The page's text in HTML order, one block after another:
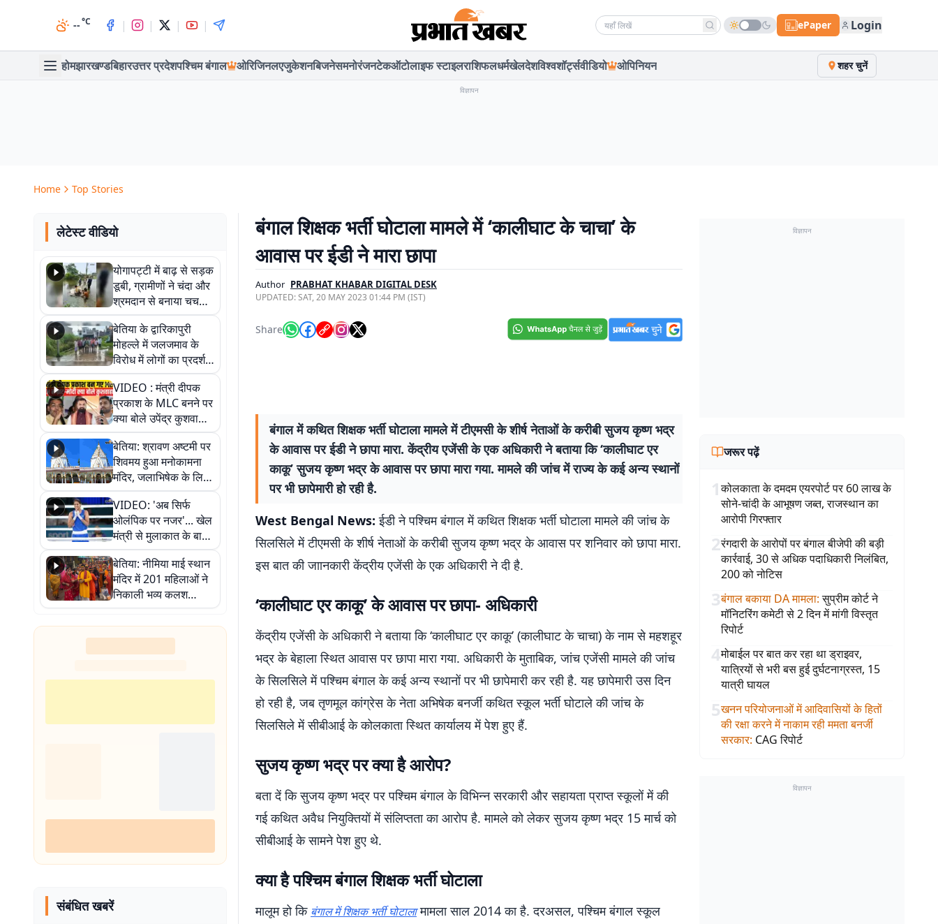
--°C | | | | Search news ePaper Login
होमझारखण्डबिहारउत्तर प्रदेशपश्चिम बंगाल ओरिजिनलएजुकेशनबिजनेसमनोरंजनटेकऑटोलाइफ स्टाइलराशिफलधर्मखेलदेशविश्वशॉर्ट्सवीडियो ओपिनियन शहर चुनें
विज्ञापन
Home Top Stories
लेटेस्ट वीडियो
योगापट्टी में बाढ़ से सड़क
डूबी, ग्रामीणों ने चंदा और
श्रमदान से बनाया चचरी
पुल
बेतिया के द्वारिकापुरी
मोहल्ले में जलजमाव के
विरोध में लोगों का प्रदर्शन,
स्थायी समाधान की मांग
VIDEO : मंत्री दीपक
प्रकाश के MLC बनने पर
क्या बोले उपेंद्र कुशवाहा,
सुनिए
बेतिया: श्रावण अष्टमी पर
शिवमय हुआ मनोकामना
मंदिर, जलाभिषेक के लिए
लगी लंबी कतारें
VIDEO: 'अब सिर्फ
ओलंपिक पर नजर'... खेल
मंत्री से मुलाकात के बाद
जैसमीन लंबोरिया का बड़ा
बयान
बेतिया: नीमिया माई स्थान
मंदिर में 201 महिलाओं ने
निकाली भव्य कलश
शोभायात्रा, शिवलिंग
प्राण-प्रतिष्ठा महोत्सव
शुरू
संबंधित खबरें
बंगाल शिक्षक भर्ती घोटाला मामले में ‘कालीघाट के चाचा’ के
आवास पर ईडी ने मारा छापा
Author PRABHAT KHABAR DIGITAL DESK
UPDATED:SAT, 20 MAY 2023 01:44 PM (IST)
Share
बंगाल में कथित शिक्षक भर्ती घोटाला मामले में टीएमसी के शीर्ष नेताओं के करीबी सुजय कृष्ण भद्र
के आवास पर ईडी ने छापा मारा. केंद्रीय एजेंसी के एक अधिकारी ने बताया कि ‘कालीघाट एर
काकू’ सुजय कृष्ण भद्र के आवास पर छापा मारा गया. मामले की जांच में राज्य के कई अन्य स्थानों
पर भी छापेमारी हो रही है.
West Bengal News: ईडी ने पश्चिम बंगाल में कथित शिक्षक भर्ती घोटाला मामले की जांच के
सिलसिले में टीएमसी के शीर्ष नेताओं के करीबी सुजय कृष्ण भद्र के आवास पर शनिवार को छापा मारा.
इस बात की जाानकारी केंद्रीय एजेंसी के एक अधिकारी ने दी है.
‘कालीघाट एर काकू’ के आवास पर छापा- अधिकारी
केंद्रीय एजेंसी के अधिकारी ने बताया कि ‘कालीघाट एर काकू’ (कालीघाट के चाचा) के नाम से महशहूर
भद्र के बेहाला स्थित आवास पर छापा मारा गया. अधिकारी के मुताबिक, जांच एजेंसी मामले की जांच
के सिलसिले में पश्चिम बंगाल के कई अन्य स्थानों पर भी छापेमारी कर रही है. यह छापेमारी उस दिन
हो रही है, जब तृणमूल कांग्रेस के नेता अभिषेक बनर्जी कथित स्कूल भर्ती घोटाले की जांच के
सिलसिले में सीबीआई के कोलकाता स्थित कार्यालय में पेश हुए हैं.
सुजय कृष्ण भद्र पर क्या है आरोप?
बता दें कि सुजय कृष्ण भद्र पर पश्चिम बंगाल के विभिन्न सरकारी और सहायता प्राप्त स्कूलों में की
गई कथित अवैध नियुक्तियों में संलिप्तता का आरोप है. मामले को लेकर सुजय कृष्ण भद्र 15 मार्च को
सीबीआई के सामने पेश हुए थे.
क्या है पश्चिम बंगाल शिक्षक भर्ती घोटाला
मालूम हो कि बंगाल में शिक्षक भर्ती घोटालामामला साल 2014 का है. दरअसल, पश्चिम बंगाल स्कूल
विज्ञापन
जरूर पढ़ें
1कोलकाता के दमदम एयरपोर्ट पर 60 लाख के
सोने-चांदी के आभूषण जब्त, राजस्थान का
आरोपी गिरफ्तार
2रंगदारी के आरोपों पर बंगाल बीजेपी की बड़ी
कार्रवाई, 30 से अधिक पदाधिकारी निलंबित,
200 को नोटिस
3बंगाल बकाया DA मामला: सुप्रीम कोर्ट ने
मॉनिटरिंग कमेटी से 2 दिन में मांगी विस्तृत
रिपोर्ट
4मोबाईल पर बात कर रहा था ड्राइवर,
यात्रियों से भरी बस हुई दुर्घटनाग्रस्त, 15
यात्री घायल
5खनन परियोजनाओं में आदिवासियों के हितों
की रक्षा करने में नाकाम रही ममता बनर्जी
सरकार: CAG रिपोर्ट
विज्ञापन